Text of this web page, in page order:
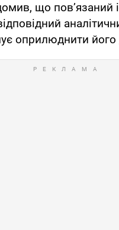
що пов’язаний
оприлюднити його